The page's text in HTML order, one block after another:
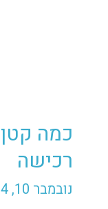
כמה
רכישה
נובמבר 10, 2024
ככה
גדול
–